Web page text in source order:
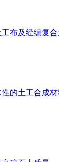
布及经编复合
的土工合成